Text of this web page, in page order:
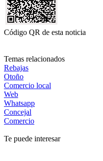
Código QR de esta noticia
Temas relacionados
Rebajas
Otoño
Comercio local
Web
Whatsapp
Concejal
Comercio
Te puede interesar